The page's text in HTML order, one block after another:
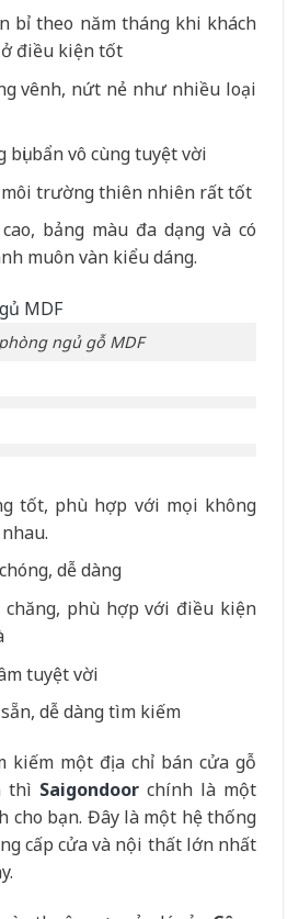
bỉ theo năm tháng khi khách
điều kiện tốt
vênh, nứt nẻ như nhiều loại
bụi bẩn vô cùng tuyệt vời
trường thiên nhiên rất tốt
bảng màu đa dạng và có
muôn vàn kiểu dáng.
ngủ gỗ MDF
tốt, phù hợp với mọi không
dễ dàng
phù hợp với điều kiện
tuyệt vời
dễ dàng tìm kiếm
kiếm một địa chỉ bán cửa gỗ
thì Saigondoor chính là một
cho bạn. Đây là một hệ thống
cấp cửa và nội thất lớn nhất